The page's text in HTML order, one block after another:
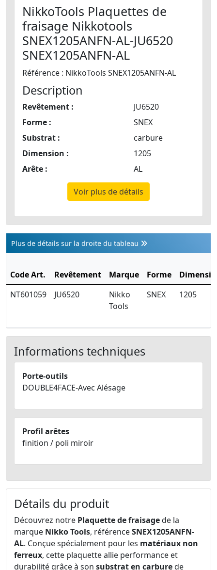
NikkoTools Plaquettes de
fraisage Nikkotools
SNEX1205ANFN-AL-JU6520
SNEX1205ANFN-AL
Référence : NikkoTools SNEX1205ANFN-AL
Description
Revêtement :
JU6520
Forme :
SNEX
Substrat :
carbure
Dimension :
1205
Arête :
AL
Voir plus de détails
Plus de détails sur la droite du tableau
Code Art. Revêtement Marque Forme
NT601059
JU6520
Nikko
Tools
SNEX 1205
Informations techniques
Porte-outils
DOUBLE4FACE-Avec Alésage
Profil arêtes
finition / poli miroir
Détails du produit
Découvrez notre Plaquette de fraisagede la
marque Nikko Tools, référenceSNEX1205ANFN-
AL. Conçue spécialement pour les matériaux non
ferreux, cette plaquette allie performance et
durabilité grâce à son substrat en carburede